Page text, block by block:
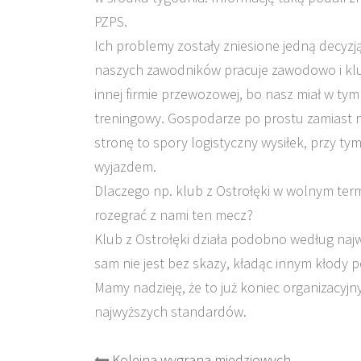
PZPS.
Ich problemy zostały zniesione jedną
naszych zawodników pracuje zawodowo i
innej firmie przewozowej, bo nasz miał w
treningowy. Gospodarze po prostu zamiast
stronę to spory logistyczny wysiłek, przy
wyjazdem.
Dlaczego np. klub z Ostrołęki w wolnym
rozegrać z nami ten mecz?
Klub z Ostrołęki działa podobno według
sam nie jest bez skazy, kładąc innym kłody
Mamy nadzieję, że to już koniec
najwyższych standardów.